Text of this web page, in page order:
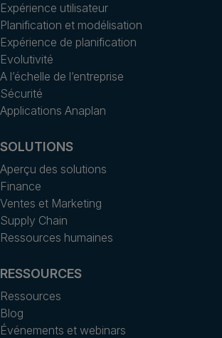
Expérience utilisateur
Planification et modélisation
Expérience de planification
Evolutivité
A l’échelle de l’entreprise
Sécurité
Applications Anaplan
SOLUTIONS
Aperçu des solutions
Finance
Ventes et Marketing
Supply Chain
Ressources humaines
RESSOURCES
Ressources
Blog
Événements et webinars